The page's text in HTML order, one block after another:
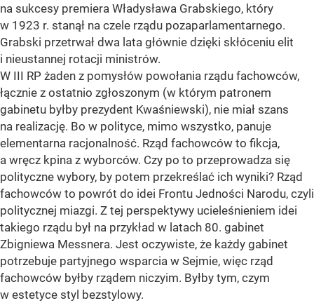
na sukcesy premiera Władysława Grabskiego, który
w 1923 r. stanął na czele rządu pozaparlamentarnego.
Grabski przetrwał dwa lata głównie dzięki skłóceniu elit
i nieustannej rotacji ministrów.
W III RP żaden z pomysłów powołania rządu fachowców,
łącznie z ostatnio zgłoszonym (w którym patronem
gabinetu byłby prezydent Kwaśniewski), nie miał szans
na realizację. Bo w polityce, mimo wszystko, panuje
elementarna racjonalność. Rząd fachowców to fikcja,
a wręcz kpina z wyborców. Czy po to przeprowadza się
polityczne wybory, by potem przekreślać ich wyniki? Rząd
fachowców to powrót do idei Frontu Jedności Narodu, czyli
politycznej miazgi. Z tej perspektywy ucieleśnieniem idei
takiego rządu był na przykład w latach 80. gabinet
Zbigniewa Messnera. Jest oczywiste, że każdy gabinet
potrzebuje partyjnego wsparcia w Sejmie, więc rząd
fachowców byłby rządem niczyim. Byłby tym, czym
w estetyce styl bezstylowy.